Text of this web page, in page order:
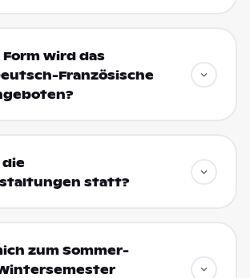
wird das
Französische
die
statt?
zum Sommer-